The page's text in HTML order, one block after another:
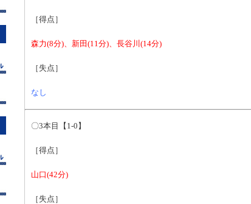
［得点］
森力(8分)、新田(11分)、長谷川(14分)
［失点］
なし
〇3本目【1-0】
［得点］
山口(42分)
［失点］